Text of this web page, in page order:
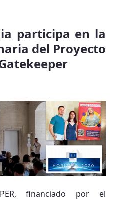
participa en la
del Proyecto
financiado por el